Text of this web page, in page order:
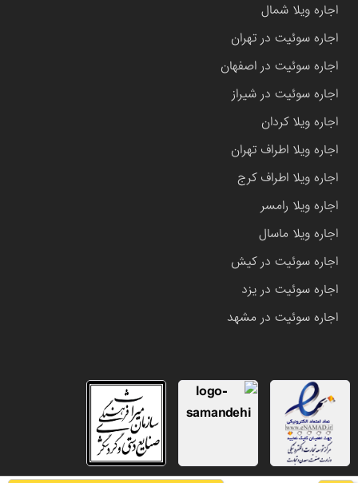
اجاره ویلا شمال
اجاره سوئیت در تهران
اجاره سوئیت در اصفهان
اجاره سوئیت در شیراز
اجاره ویلا کردان
اجاره ویلا اطراف تهران
اجاره ویلا اطراف کرج
اجاره ویلا رامسر
اجاره ویلا ماسال
اجاره سوئیت در کیش
اجاره سوئیت در یزد
اجاره سوئیت در مشهد